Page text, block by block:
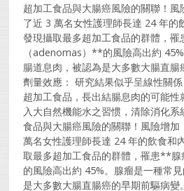
超加工食品與大腸癌風險的關聯​！
了近 3 萬名女性護理師長達 24 年的
發現攝取最多超加工食品的群體，
（adenomas）**的風險高出約
腸道息肉，被認為是大多數大腸直腸
劑量效應： 研究結果似乎呈線性關
超加工食品，長出結腸息肉的可能
入大自然機能水之習惯，清除消化
食品與大腸癌風險的關聯​！風險增加
萬名女性護理師長達 24 年的飲食和
取最多超加工食品的群體，罹患**
的風險高出約 45%。腺瘤是一種常
是大多數大腸直腸癌的早期前驅病